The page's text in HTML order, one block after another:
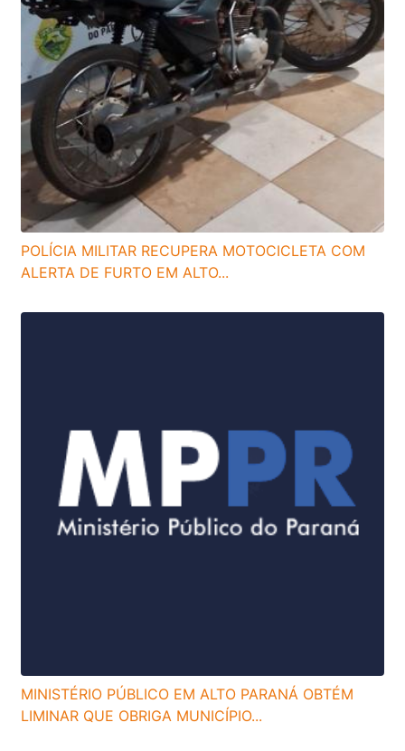
POLÍCIA MILITAR RECUPERA MOTOCICLETA COM
ALERTA DE FURTO EM ALTO...
MINISTÉRIO PÚBLICO EM ALTO PARANÁ OBTÉM
LIMINAR QUE OBRIGA MUNICÍPIO...